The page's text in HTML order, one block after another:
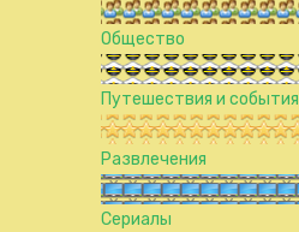
Общество
Путешествия и события
Развлечения
Сериалы